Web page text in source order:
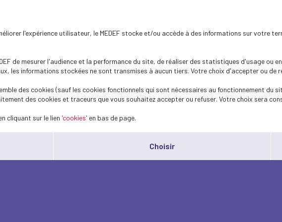
l'expérience utilisateur, le MEDEF stocke et/ou accède à des informations sur votre
de mesurer l'audience et la performance du site, de réaliser des statistiques d'usage ou
les informations stockées ne sont transmises à aucun tiers. Votre choix d'accepter ou
des cookies (sauf les cookies fonctionnels qui sont nécessaires au fonctionnement du
des cookies et traceurs que vous souhaitez accepter ou refuser. Votre choix sera
cliquant sur le lien 'cookies' en bas de page.
Choisir